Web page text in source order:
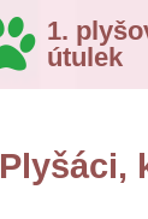
1.
útulek
Plyšáci,